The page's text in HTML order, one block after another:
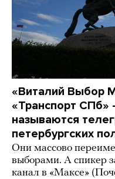
«Виталий Выбор
«Транспорт СПб»
называются
петербургских
Они массово
выборами. А спикер
канал в «Максе»